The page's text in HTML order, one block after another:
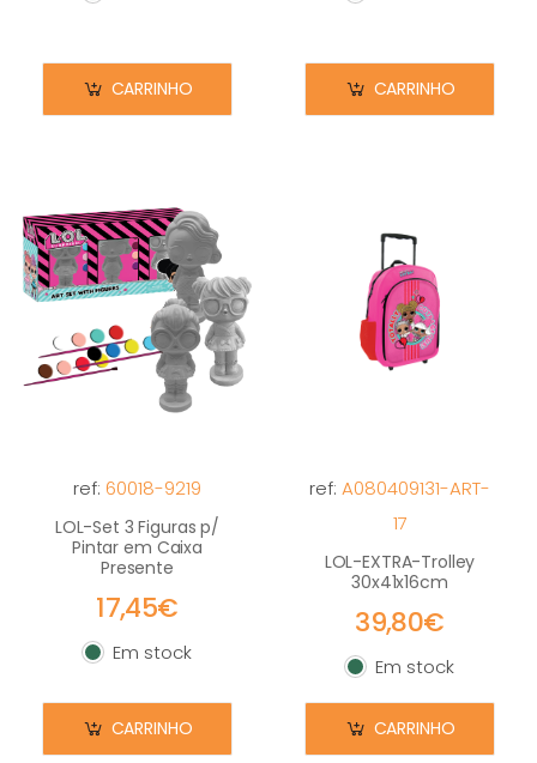
CARRINHO CARRINHO
ref: 60018-9219
LOL-Set 3 Figuras p/
Pintar em Caixa
Presente
17,45€
Em stock
Em stock
CARRINHO
ref: A080409131-ART-
17
LOL-EXTRA-Trolley
30x41x16cm
39,80€
Em stock
Em stock
CARRINHO